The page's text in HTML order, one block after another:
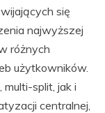
się
najwyższej
różnych
użytkowników.
split, jak i
centralnej,